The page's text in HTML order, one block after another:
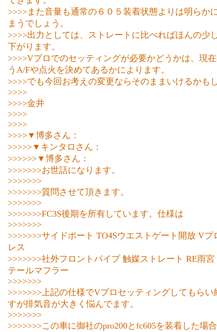
>>>>また音量も通常の６０５装着状態よりは明らか
まうでしょう。
>>>>出力としては、ストレートに比べればほんの少
下がります。
>>>>Vプロでのセッティングが必要かどうかは、現
うA/Fや点火を決めてあるかによります。
>>>>でも今回お考えの変更ならそのままいけるかも
>>>>
>>>>金井
>>>>
>>>>
>>>>▼博多さん：
>>>>>▼キンタロさん：
>>>>>>▼博多さん：
>>>>>>>お世話になります。
>>>>>>>
>>>>>>>質問させて頂きます。
>>>>>>>
>>>>>>>FC3S後期を所有しています。仕様は
>>>>>>>
>>>>>>>サイドポート TO4Sウエストゲート開放 Vプ
レス
>>>>>>>社外フロントパイプ 触媒ストレート RE雨
テールマフラー
>>>>>>>
>>>>>>>上記の仕様でVプロセッティングしてもらい
すが排気音が大きく悩んでます。
>>>>>>>
>>>>>>>この車に御社のpro200とfc605を装着した場